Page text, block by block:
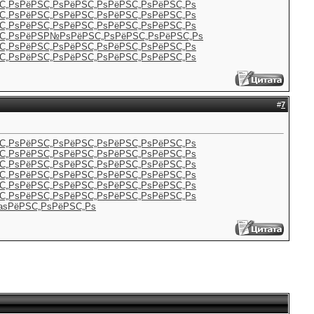
РёРЅС„Рѕ РёРЅС„Рѕ РёРЅС„Рѕ РёРЅС„Рѕ
РёРЅС„Рѕ РёРЅС„Рѕ РёРЅС„Рѕ РёРЅС„Рѕ
РёРЅС„Рѕ РёРЅС„Рѕ РёРЅС„Рѕ РёРЅС„Рѕ
РёРЅР№Рѕ РёРЅС„Рѕ РёРЅС„Рѕ РёРЅС„Рѕ
РёРЅС„Рѕ РёРЅС„Рѕ РёРЅС„Рѕ РёРЅС„Рѕ
РёРЅС„Рѕ РёРЅС„Рѕ РёРЅС„Рѕ РёРЅС„Рѕ
#7
РёРЅС„Рѕ РёРЅС„Рѕ РёРЅС„Рѕ РёРЅС„Рѕ
РёРЅС„Рѕ РёРЅС„Рѕ РёРЅС„Рѕ РёРЅС„Рѕ
РёРЅС„Рѕ РёРЅС„Рѕ РёРЅС„Рѕ РёРЅС„Рѕ
РёРЅС„Рѕ РёРЅС„Рѕ РёРЅС„Рѕ РёРЅС„Рѕ
РёРЅС„Рѕ РёРЅС„Рѕ РёРЅС„Рѕ РёРЅС„Рѕ
РёРЅС„Рѕ РёРЅС„Рѕ РёРЅС„Рѕ РёРЅС„Рѕ
РёРЅС„Рѕ РёРЅС„Рѕ